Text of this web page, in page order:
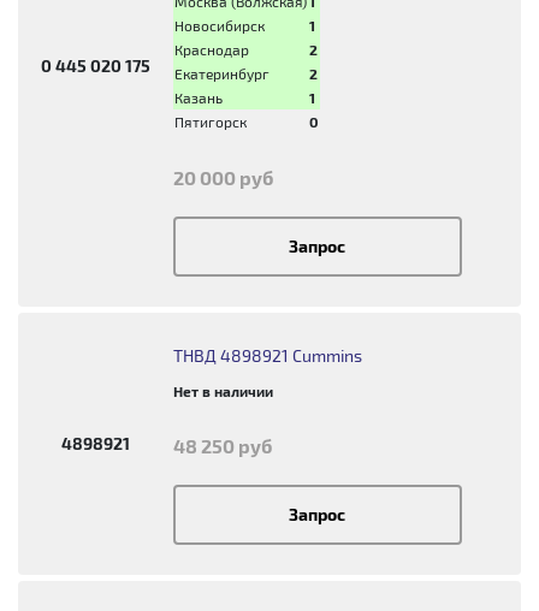
0 445 020 175
Новосибирск
1
Краснодар
2
Екатеринбург
2
Казань
1
Пятигорск
0
20 000 руб
Запрос
4898921
ТНВД 4898921 Cummins
Нет в наличии
48 250 руб
Запрос